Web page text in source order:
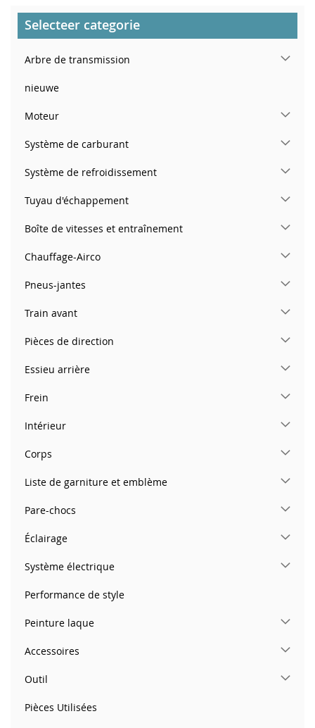
Selecteer categorie
Arbre de transmission
nieuwe
Moteur
Système de carburant
Système de refroidissement
Tuyau d'échappement
Boîte de vitesses et entraînement
Chauffage-Airco
Pneus-jantes
Train avant
Pièces de direction
Essieu arrière
Frein
Intérieur
Corps
Liste de garniture et emblème
Pare-chocs
Éclairage
Système électrique
Performance de style
Peinture laque
Accessoires
Outil
Pièces Utilisées